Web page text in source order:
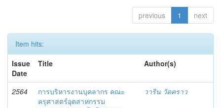
previous 1 next
Item hits:
Issue
Date
Title Author(s)
2564
การบริหารงานบุคลากร คณะ
ครุศาสตร์อุตสาหกรรม
วาริน วัดคราว